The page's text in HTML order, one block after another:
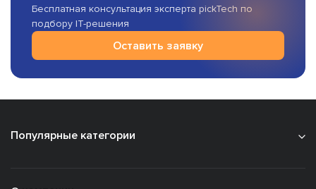
Бесплатная консультация эксперта pickTech по
подбору IT-решения
Оставить заявку
Популярные категории